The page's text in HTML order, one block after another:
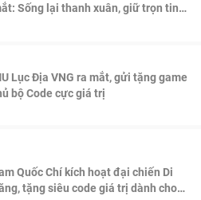
Sống lại thanh xuân, giữ trọn tinh
Lục Địa VNG ra mắt, gửi tặng game
bộ Code cực giá trị
Quốc Chí kích hoạt đại chiến Di
tặng siêu code giá trị dành cho